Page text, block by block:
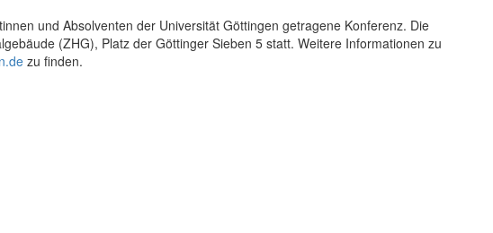
und Absolventen der Universität Göttingen getragene Konferenz. Die
(ZHG), Platz der Göttinger Sieben 5 statt. Weitere Informationen zu
zu finden.